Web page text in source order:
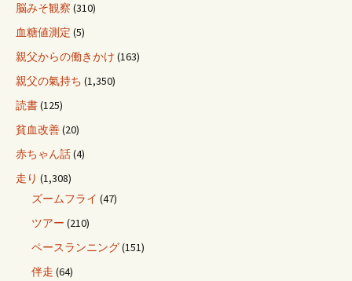
脳みそ観察 (310)
血糖値測定 (5)
親父からの働きかけ (163)
親父の氣持ち (1,350)
読書(125)
貧血改善(20)
赤ちゃん話(4)
走り (1,308)
ズームフライ (47)
ツアー (210)
ペースランニング(151)
伴走 (64)